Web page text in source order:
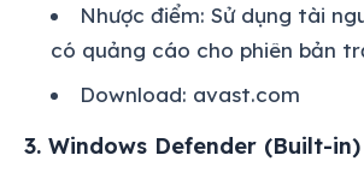
Nhược điểm: Sử dụng tài
có quảng cáo cho phiên bản
Download: avast.com
3. Windows Defender (Built-in)